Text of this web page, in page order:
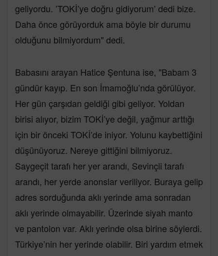
geliyordu. ’TOKİ’ye doğru gidiyorum’ dedi bize.
Daha önce görüyorduk ama böyle bir durumu
olduğunu bilmiyordum" dedi.
Babasını arayan Hatice Şentuna ise, "Babam 3
gündür kayıp. En son İmamoğlu’nda görülüyor.
Her gün çarşıdan geldiği gibi geliyor. Yoldan
birisi alıyor, bizim TOKİ’ye değil, yağmur arttığı
için bir önceki TOKİ’de iniyor. Yolunu kaybettiğini
düşünüyoruz. Nereye gittiğini bilmiyoruz.
Saygeçit tarafı her yer arandı, Sevinçli tarafı
arandı, her yerde anonslar veriliyor. Buraya gelip
adres sorduğunda aklı yerinde ama sonradan
aklı yerinde olmayabilir. Üzerinde siyah manto
ve pantolon var. Aklı yerinde olsa birine söylerdi.
Türkiye’nin her yerinde olabilir. Biri yardım etmek